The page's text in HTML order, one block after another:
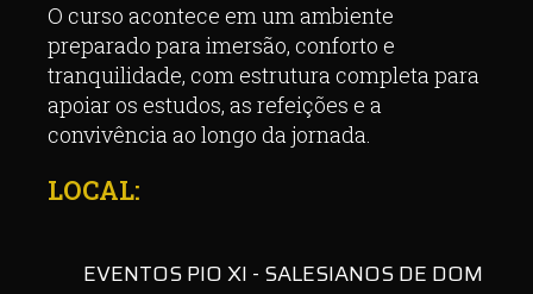
O curso acontece em um ambiente
preparado para imersão, conforto e
tranquilidade, com estrutura completa para
apoiar os estudos, as refeições e a
convivência ao longo da jornada.
LOCAL:
EVENTOS PIO XI - SALESIANOS DE DOM